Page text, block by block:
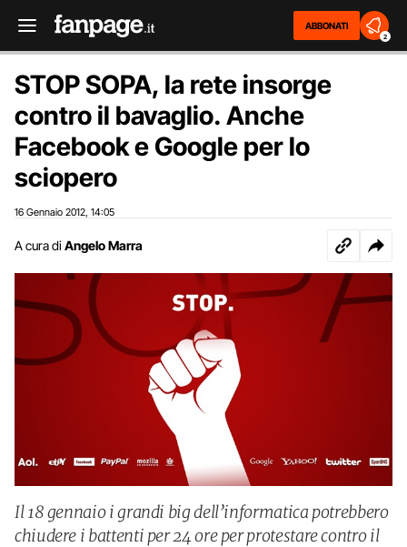
ABBONATI
2
STOP SOPA, la rete insorge
contro il bavaglio. Anche
Facebook e Google per lo
sciopero
16 Gennaio 2012 14:05
A cura di Angelo Marra
Il 18 gennaio i grandi big dell’informatica potrebbero
chiudere i battenti per 24 ore per protestare contro il